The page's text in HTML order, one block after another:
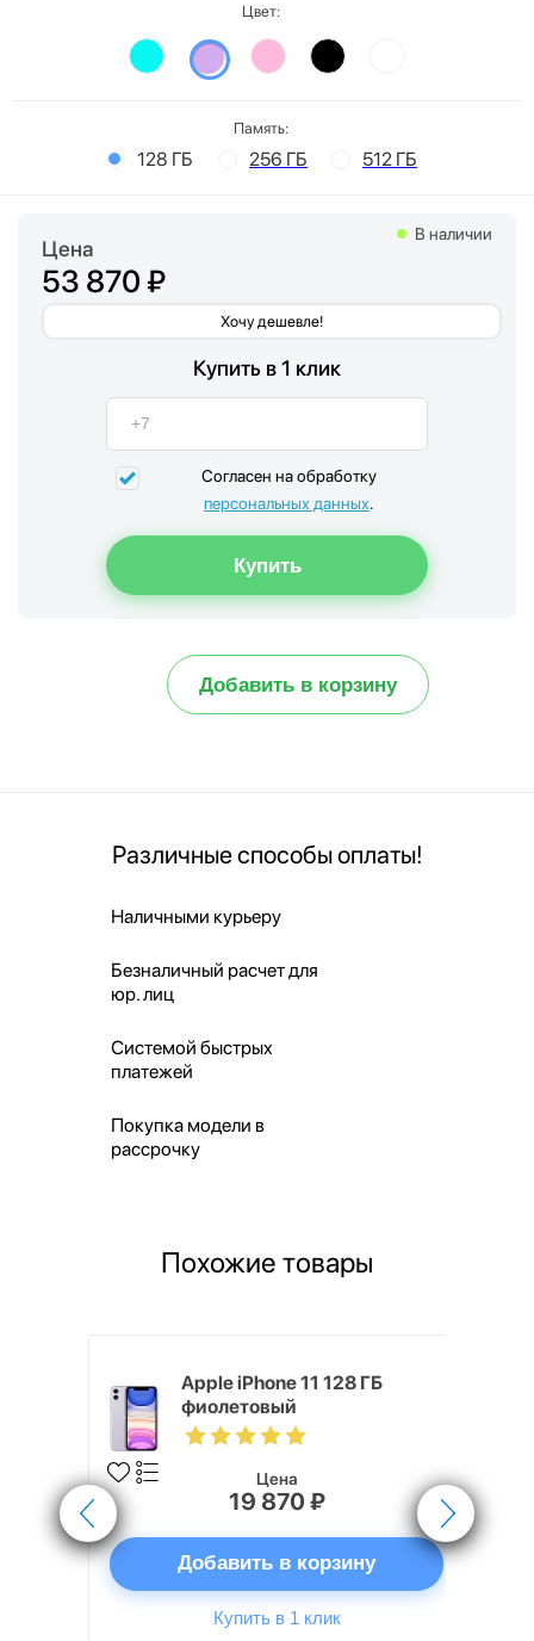
Цвет:
Память:
128 ГБ 256 ГБ 512 ГБ
Цена
53 870 ₽
Хочу дешевле!
В наличии
Купить в 1 клик
Согласен на обработку
персональных данных.
Добавить в корзину
Различные способы оплаты!
Наличными курьеру
Безналичный расчет для
юр. лиц
Системой быстрых
платежей
Покупка модели в
рассрочку
Похожие товары
Apple iPhone 11 128 ГБ
фиолетовый
Цена
19 870 ₽
Добавить в корзину
Купить в 1 клик